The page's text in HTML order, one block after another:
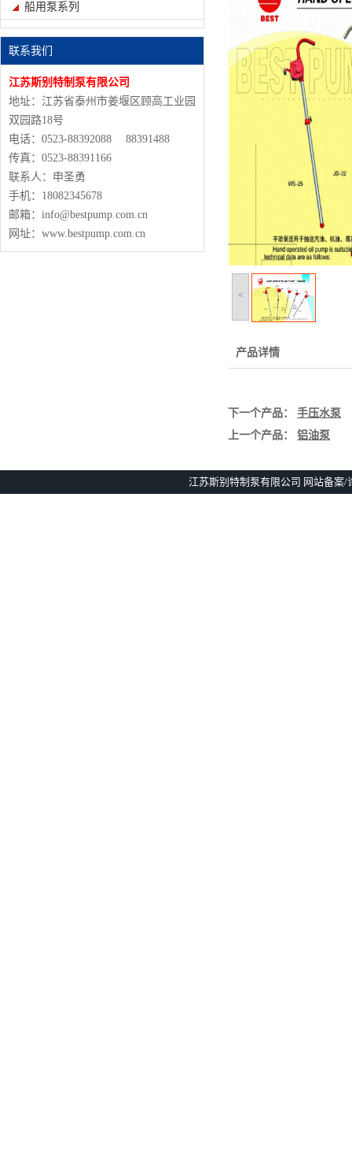
船用泵系列
联系我们
江苏斯别特制泵有限公司
地址：江苏省泰州市姜堰区顾高工业园
双园路18号
电话：0523-88392088 88391488
传真：0523-88391166
联系人：申圣勇
手机：18082345678
邮箱：info@bestpump.com.cn
网址：www.bestpump.com.cn
<
产品详情
下一个产品： 手压水泵
上一个产品： 铝油泵
江苏斯别特制泵有限公司 网站备案/